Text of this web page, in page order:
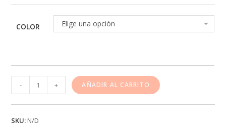
COLOR Elige una opción
- + AÑADIR AL CARRITO
SKU:N/D